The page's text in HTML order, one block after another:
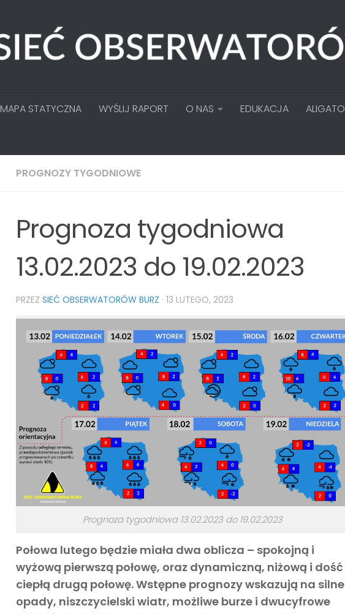
MAPA STATYCZNA WYŚLIJ RAPORT O NAS EDUKACJA ALIGATO
PROGNOZY TYGODNIOWE
Prognoza tygodniowa
13.02.2023 do 19.02.2023
PRZEZ SIEĆ OBSERWATORÓW BURZ · 13 LUTEGO, 2023
Prognoza tygodniowa 13.02.2023 do 19.02.2023
Połowa lutego będzie miała dwa oblicza – spokojną i
wyżową pierwszą połowę, oraz dynamiczną, niżową i dość
ciepłą drugą połowę. Wstępne prognozy wskazują na silne
opady, niszczycielski wiatr, możliwe burze i dwucyfrowe